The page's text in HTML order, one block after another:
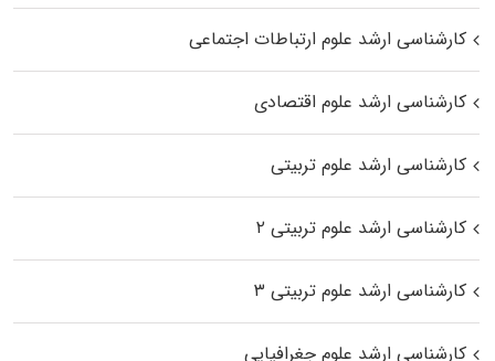
کارشناسی ارشد علوم ارتباطات اجتماعی
کارشناسی ارشد علوم اقتصادی
کارشناسی ارشد علوم تربیتی
کارشناسی ارشد علوم تربیتی ۲
کارشناسی ارشد علوم تربیتی ۳
کارشناسی ارشد علوم جغرافیایی